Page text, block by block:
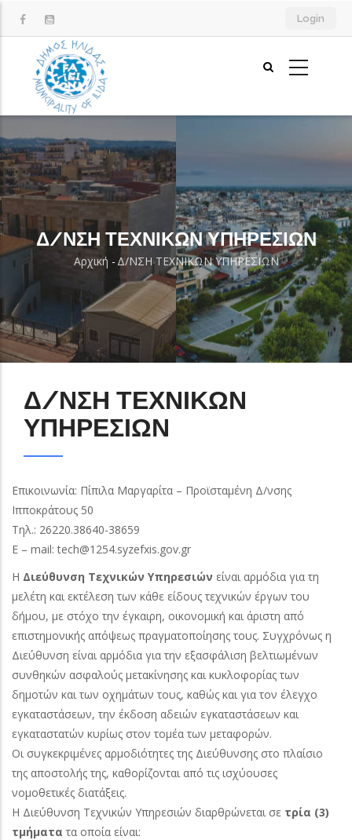
προς
περιεχόμενο
Login
Δ/ΝΣΗ ΤΕΧΝΙΚΩΝ ΥΠΗΡΕΣΙΩΝ
Breadcrumb
Αρχική - Δ/ΝΣΗ ΤΕΧΝΙΚΩΝ ΥΠΗΡΕΣΙΩΝ
Δ/ΝΣΗ ΤΕΧΝΙΚΩΝ
ΥΠΗΡΕΣΙΩΝ
Επικοινωνία: Πίπιλα Μαργαρίτα – Προϊσταμένη Δ/νσης
Ιπποκράτους 50
Τηλ.: 26220.38640-38659
Ε – mail: tech@1254.syzefxis.gov.gr
Η Διεύθυνση Τεχνικών Υπηρεσιών είναι αρμόδια για τη
μελέτη και εκτέλεση των κάθε είδους τεχνικών έργων του
δήμου, με στόχο την έγκαιρη, οικονομική και άριστη από
επιστημονικής απόψεως πραγματοποίησης τους. Συγχρόνως η
Διεύθυνση είναι αρμόδια για την εξασφάλιση βελτιωμένων
συνθηκών ασφαλούς μετακίνησης και κυκλοφορίας των
δημοτών και των οχημάτων τους, καθώς και για τον έλεγχο
εγκαταστάσεων, την έκδοση αδειών εγκαταστάσεων και
εγκαταστατών κυρίως στον τομέα των μεταφορών.
Οι συγκεκριμένες αρμοδιότητες της Διεύθυνσης στο πλαίσιο
της αποστολής της, καθορίζονται από τις ισχύουσες
νομοθετικές διατάξεις.
Η Διεύθυνση Τεχνικών Υπηρεσιών διαρθρώνεται σε τρία (3)
τμήματα τα οποία είναι: